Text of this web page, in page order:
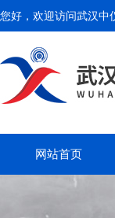
您好，欢迎访问武汉中
网站首页